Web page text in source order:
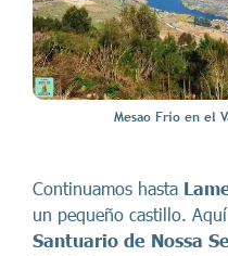
Mesao Frio en el
Continuamos hasta
un pequeño castillo.
Santuario de Nossa